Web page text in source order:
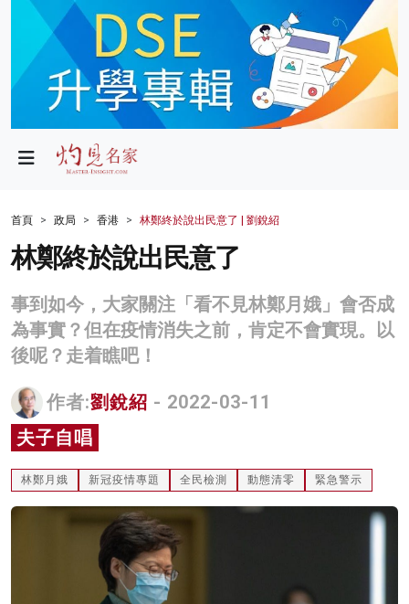
政局
財經
生活
商業
科技
影片
名家榜
灼見活動
關於我們
首頁 政局 香港 林鄭終於說出民意了 | 劉銳紹
林鄭終於說出民意了
事到如今，大家關注「看不見林鄭月娥」會否成
為事實？但在疫情消失之前，肯定不會實現。以
後呢？走着瞧吧！
作者:劉銳紹 - 2022-03-11
夫子自唱
林鄭月娥 新冠疫情專題 全民檢測 動態清零 緊急警示